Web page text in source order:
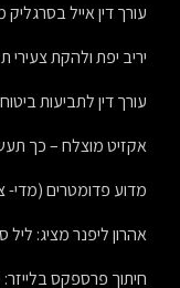
עורך דין אייל בסרגליק
יריב יפת ולהקת צעירי
עורך דין לתביעות
אקזיט מוצלח – כך
מדוע פדומטרים (מדי-
אהרון ליפנר מציג:
חיתוך פרספקס בלייזר: